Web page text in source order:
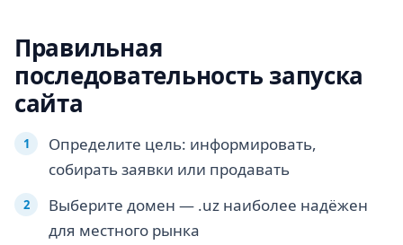
Правильная
последовательность запуска
сайта
Определите цель: информировать,
собирать заявки или продавать
Выберите домен — .uz наиболее надёжен
для местного рынка